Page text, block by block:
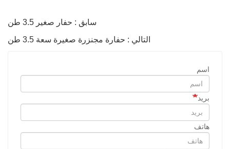
سابق : حفار صغير 3.5 طن
التالي : حفارة مجنزرة صغيرة سعة 3.5 طن
اسم
بريد
هاتف